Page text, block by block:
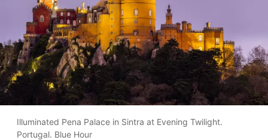
Illuminated Pena Palace in Sintra at Evening Twilight.
Portugal. Blue Hour